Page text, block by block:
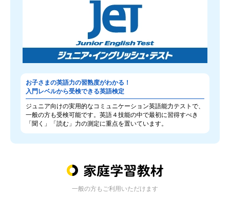
お子さまの英語力の習熟度がわかる！
入門レベルから受検できる英語検定
ジュニア向けの実用的なコミュニケーション英語能力テストで、
一般の方も受検可能です。英語４技能の中で最初に習得すべき
「聞く」「読む」力の測定に重点を置いています。
一般の方もご利用いただけます